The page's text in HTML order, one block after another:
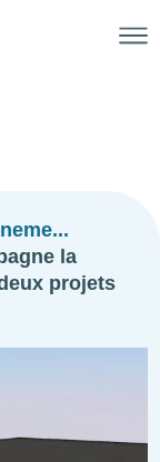
la
projets